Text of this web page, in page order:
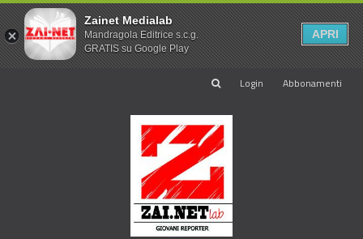
Login Abbonamenti
Zainet Medialab
Mandragola Editrice s.c.g.
GRATIS su Google Play
APRI